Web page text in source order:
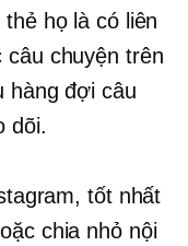
họ là có liên
chuyện trên
hàng đợi câu
dõi.
tốt nhất
chia nhỏ nội